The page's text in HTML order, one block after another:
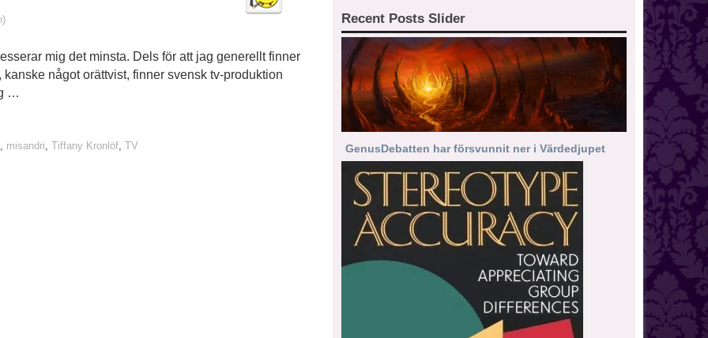
mig det minsta. Dels för att jag generellt finner
något orättvist, finner svensk tv-produktion
…
, misandri, Tiffany Kronlöf, TV
Recent Posts Slider
GenusDebatten har försvunnit ner i Värdedjupet